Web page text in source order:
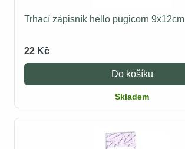
Trhací zápisník hello pugicorn 9x12cm
22 Kč
Do košíku
Skladem